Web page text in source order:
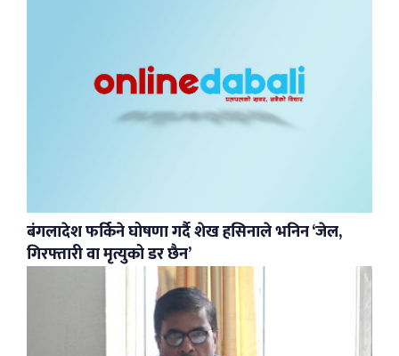
बंगलादेश फर्किने घोषणा गर्दै शेख हसिनाले भनिन ‘जेल,
गिरफ्तारी वा मृत्युको डर छैन’